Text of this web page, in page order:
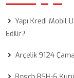
Yapı Kredi Mobil
Edilir?
Arçelik 9124